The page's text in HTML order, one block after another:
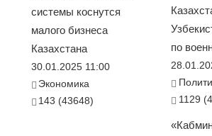
системы коснутся
малого бизнеса
Казахстана
30.01.2025 11:00
Экономика
143 (43648)
по
1129